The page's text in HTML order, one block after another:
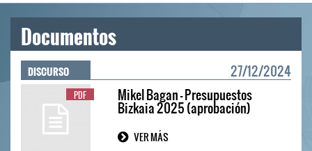
Documentos
DISCURSO 27/12/2024
PDF Mikel Bagan - Presupuestos
Bizkaia 2025 (aprobación)
VER MÁS